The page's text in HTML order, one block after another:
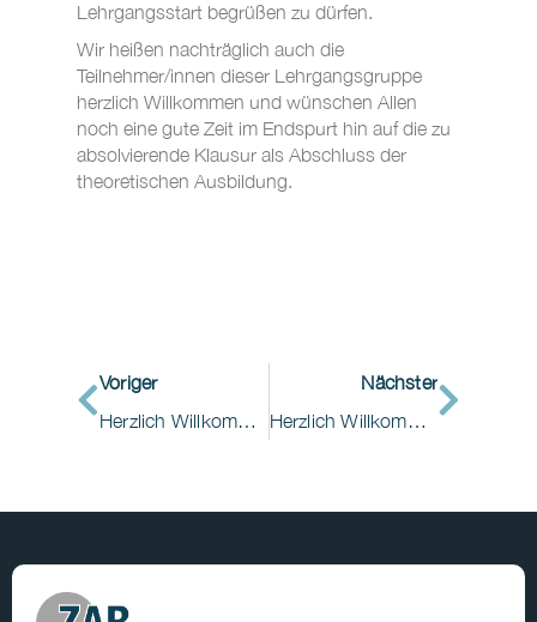
Lehrgangsstart begrüßen zu dürfen.
Wir heißen nachträglich auch die
Teilnehmer/innen dieser Lehrgangsgruppe
herzlich Willkommen und wünschen Allen
noch eine gute Zeit im Endspurt hin auf die zu
absolvierende Klausur als Abschluss der
theoretischen Ausbildung.
Voriger
Herzlich Willkommen im ZAB Hannover!
Nächster
Herzlich Willkommen im ZAB Hannover